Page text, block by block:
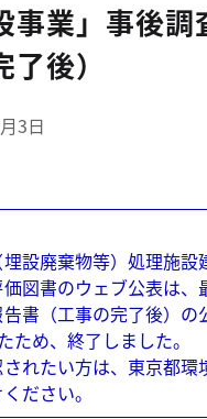
事業」事後調
了後）
3日
埋設廃棄物等）処理施
図書のウェブ公表は、
書（工事の完了後）の
ため、終了しました。
れたい方は、東京都環
ださい。